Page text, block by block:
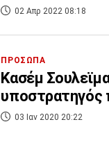
02 Απρ 2022 08:18
ΠΡΟΣΩΠΑ
Κασέμ
υποστρατηγός
03 Ιαν 2020 20:22